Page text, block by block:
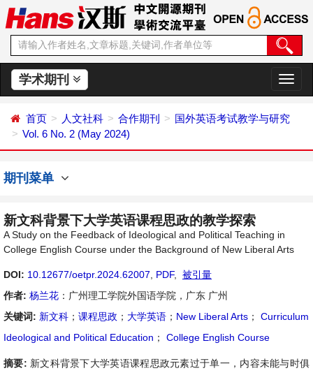
学术期刊
切
换
航
首页 人文社科 合作期刊
国外英语考试教学与研究
Vol. 6 No. 2 (May 2024)
期刊菜单
新文科背景下大学英语课程思政的教学探索
A Study on the Feedback of Ideological and Political Teaching in
College English Course under the Background of New Liberal Arts
DOI: 10.12677/oetpr.2024.62007 PDF,
被引量
作者: 杨兰花 ：广州理工学院外国语学院，广东 广州
关键词: 新文科 ； 课程思政 ； 大学英语 ； New Liberal Arts ；
Curriculum
Ideological and Political Education ； College English Course
摘要: 新文科背景下大学英语课程思政元素过于单一，内容未能与时俱